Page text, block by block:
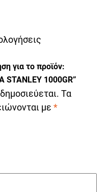
για το προϊόν:
1000GR”
Τα
με *